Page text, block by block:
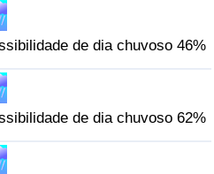
de dia chuvoso 46%
de dia chuvoso 62%